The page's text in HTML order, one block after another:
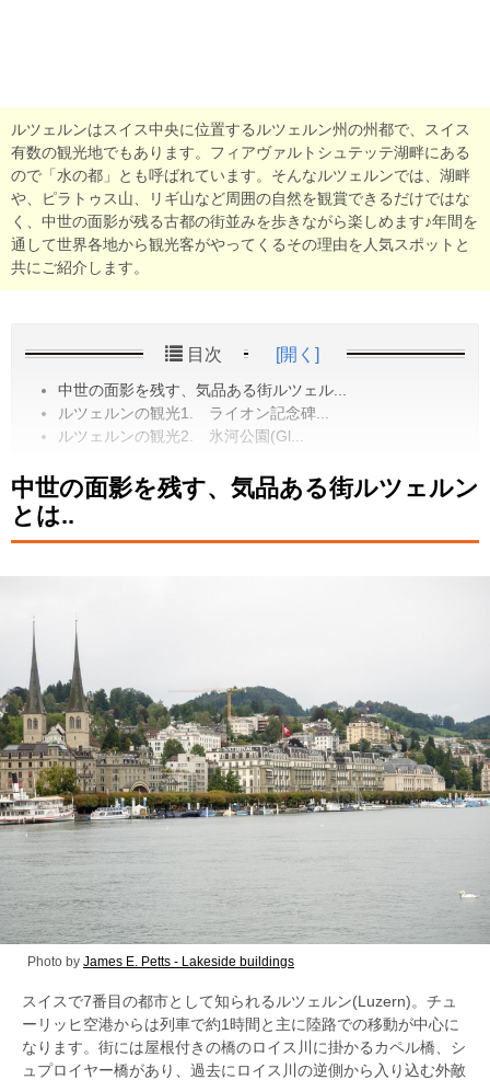
ルツェルンはスイス中央に位置するルツェルン州の州都で、スイス
有数の観光地でもあります。フィアヴァルトシュテッテ湖畔にある
ので「水の都」とも呼ばれています。そんなルツェルンでは、湖畔
や、ピラトゥス山、リギ山など周囲の自然を観賞できるだけではな
く、中世の面影が残る古都の街並みを歩きながら楽しめます♪年間を
通して世界各地から観光客がやってくるその理由を人気スポットと
共にご紹介します。
目次 [開く]
中世の面影を残す、気品ある街ルツェル...
ルツェルンの観光1. ライオン記念碑...
ルツェルンの観光2. 氷河公園(Gl...
中世の面影を残す、気品ある街ルツェルン
とは..
Photo by James E. Petts - Lakeside buildings
スイスで7番目の都市として知られるルツェルン(Luzern)。チュ
ーリッヒ空港からは列車で約1時間と主に陸路での移動が中心に
なります。街には屋根付きの橋のロイス川に掛かるカペル橋、シ
ュプロイヤー橋があり、過去にロイス川の逆側から入り込む外敵